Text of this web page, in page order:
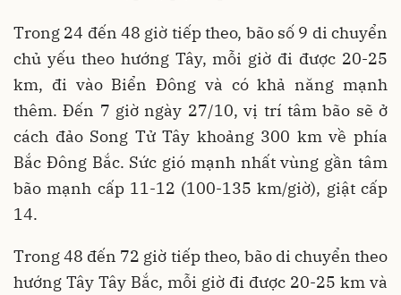
Trong 24 đến 48 giờ tiếp theo, bão số 9 di chuyển
chủ yếu theo hướng Tây, mỗi giờ đi được 20-25
km, đi vào Biển Đông và có khả năng mạnh
thêm. Đến 7 giờ ngày 27/10, vị trí tâm bão sẽ ở
cách đảo Song Tử Tây khoảng 300 km về phía
Bắc Đông Bắc. Sức gió mạnh nhất vùng gần tâm
bão mạnh cấp 11-12 (100-135 km/giờ), giật cấp
14.
Trong 48 đến 72 giờ tiếp theo, bão di chuyển theo
hướng Tây Tây Bắc, mỗi giờ đi được 20-25 km và